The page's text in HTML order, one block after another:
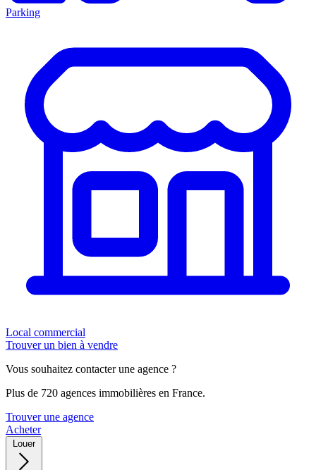
Parking
Local commercial
Trouver un bien à vendre
Vous souhaitez contacter une agence ?
Plus de 720 agences immobilières en France.
Trouver une agence
Acheter
Louer